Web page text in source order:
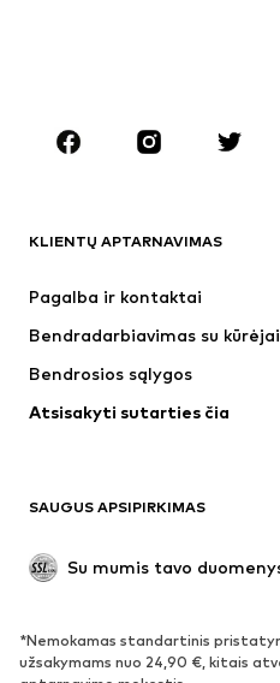
Aksesuarai
Naujienos
Apatiniai
Paltai
Proginiai
BATAI
KLIENTŲ APTARNAVIMAS
Pagalba ir kontaktai
Bendradarbiavimas su
Bendrosios sąlygos
Atsisakyti sutarties čia
SAUGUS APSIPIRKIMAS
Su mumis tavo
*Nemokamas standartinis
užsakymams nuo 24,90 €, kitais